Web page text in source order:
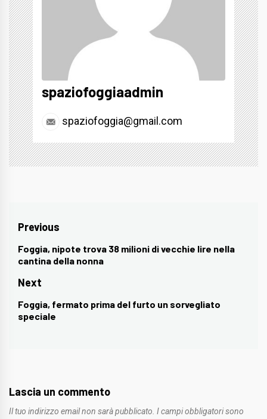
spaziofoggiaadmin
spaziofoggia@gmail.com
Navigazione
articoli
Previous
Previous
post:
Foggia, nipote trova 38 milioni di vecchie lire nella
cantina della nonna
Next
Next
post:
Foggia, fermato prima del furto un sorvegliato
speciale
Lascia un commento
Il tuo indirizzo email non sarà pubblicato. I campi obbligatori sono